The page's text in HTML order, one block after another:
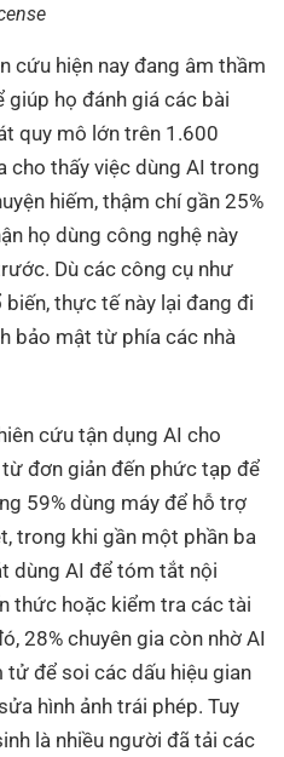
cứu hiện nay đang âm thầm
họ đánh giá các bài
quy mô lớn trên 1.600
cho thấy việc dùng AI trong
hiếm, thậm chí gần 25%
họ dùng công nghệ này
Dù các công cụ như
thực tế này lại đang đi
bảo mật từ phía các nhà
cứu tận dụng AI cho
đơn giản đến phức tạp để
59% dùng máy để hỗ trợ
trong khi gần một phần ba
dùng AI để tóm tắt nội
thức hoặc kiểm tra các tài
28% chuyên gia còn nhờ AI
để soi các dấu hiệu gian
hình ảnh trái phép. Tuy
là nhiều người đã tải các